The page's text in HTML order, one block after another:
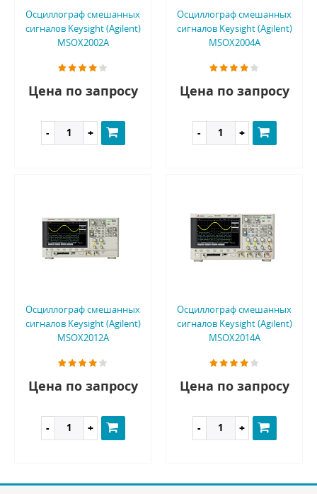
Осциллограф смешанных
сигналов Keysight (Agilent)
MSOX2002A
Цена по запросу
Осциллограф смешанных
сигналов Keysight (Agilent)
MSOX2004A
Цена по запросу
Осциллограф смешанных
сигналов Keysight (Agilent)
MSOX2012A
Цена по запросу
Осциллограф смешанных
сигналов Keysight (Agilent)
MSOX2014A
Цена по запросу